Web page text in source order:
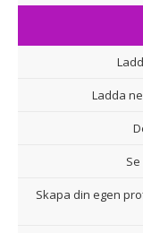
Ladda
Skapa din egen